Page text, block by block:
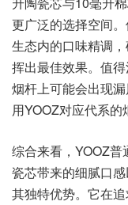
更广泛的选择空间
生态内的口味精调
挥出最佳效果。值
烟杆上可能会出现
用YOOZ对应代系的
综合来看，YOOZ
瓷芯带来的细腻口
其独特优势。它在